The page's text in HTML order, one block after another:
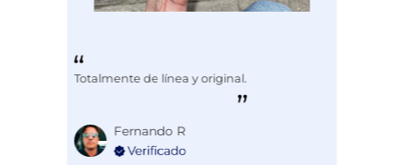
Totalmente de línea y original.
Fernando R